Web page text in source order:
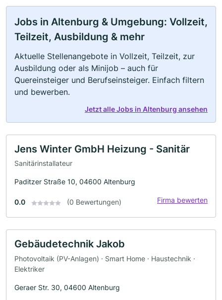
Jobs in Altenburg & Umgebung: Vollzeit,
Teilzeit, Ausbildung & mehr
Aktuelle Stellenangebote in Vollzeit, Teilzeit, zur
Ausbildung oder als Minijob – auch für
Quereinsteiger und Berufseinsteiger. Einfach filtern
und bewerben.
Jetzt alle Jobs in Altenburg ansehen
Jens Winter GmbH Heizung - Sanitär
Sanitärinstallateur
Paditzer Straße 10, 04600 Altenburg
0.0 (0 Bewertungen) Firma bewerten
Gebäudetechnik Jakob
Photovoltaik (PV-Anlagen) · Smart Home · Haustechnik ·
Elektriker
Geraer Str. 30, 04600 Altenburg